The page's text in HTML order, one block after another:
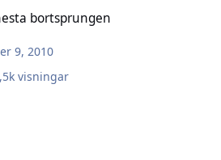
bortsprungen
9, 2010
visningar